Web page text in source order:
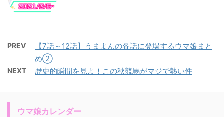
PREV
【7話～12話】うまよんの各話に登場するウマ娘まと
め②
NEXT 歴史的瞬間を見よ！この秋競馬がマジで熱い件
ウマ娘カレンダー